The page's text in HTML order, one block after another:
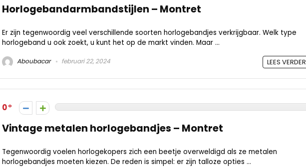
Horlogebandarmbandstijlen – Montret
Er zijn tegenwoordig veel verschillende soorten horlogebandjes verkrijgbaar. Welk type
horlogeband u ook zoekt, u kunt het op de markt vinden. Maar ...
Aboubacar februari 22, 2024 LEES VERDER
0
Vintage metalen horlogebandjes – Montret
Tegenwoordig voelen horlogekopers zich een beetje overweldigd als ze metalen
horlogebandjes moeten kiezen. De reden is simpel: er zijn talloze opties ...